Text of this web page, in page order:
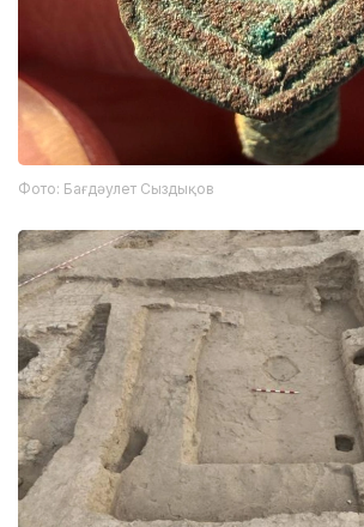
Фото: Бағдәулет Сыздықов